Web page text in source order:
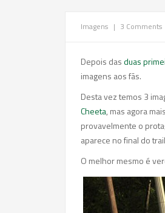
Imagens | 3 Comments
Depois dasduas
imagens aos fãs.
Desta vez temos 3
Cheeta, mas agora
provavelmente o
aparece no final do
O melhor mesmo é